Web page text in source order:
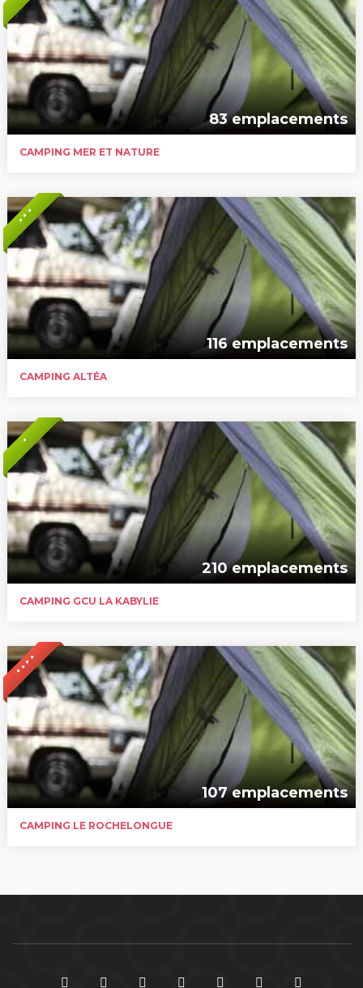
83 emplacements
CAMPING MER ET NATURE
* * *
116 emplacements
CAMPING ALTÉA
*
210 emplacements
CAMPING GCU LA KABYLIE
* * * *
107 emplacements
CAMPING LE ROCHELONGUE